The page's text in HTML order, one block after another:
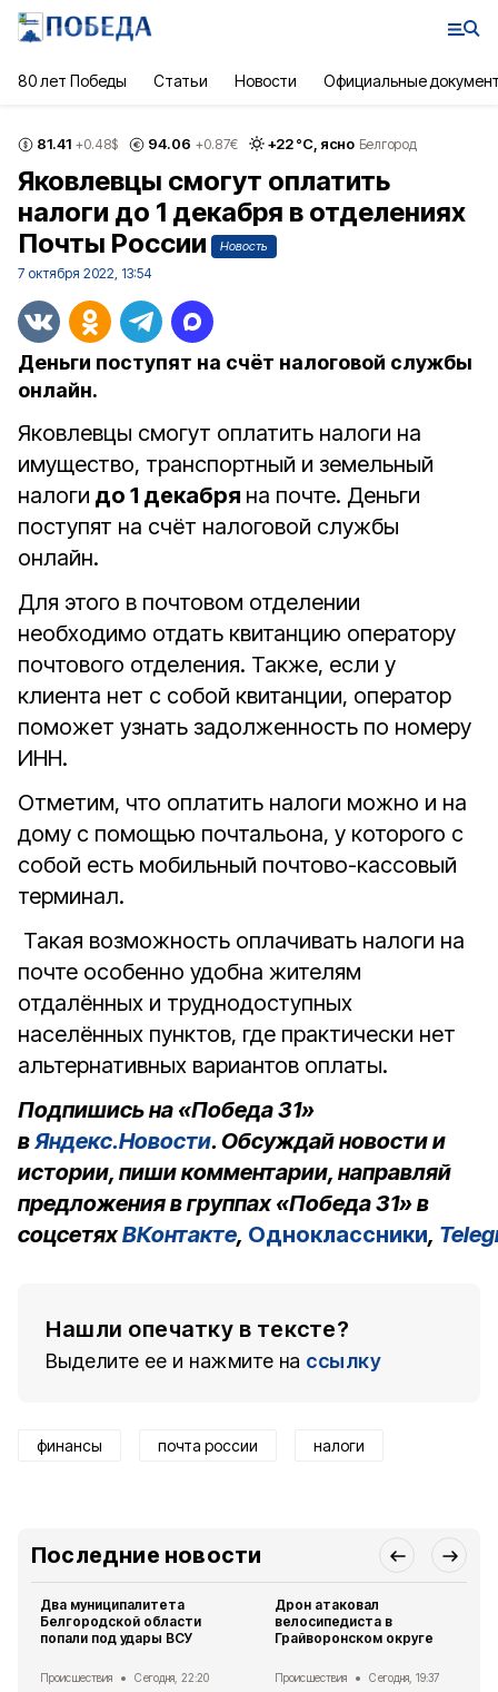
80 лет Победы Статьи Новости Официальные
81.41 +0.48$ 94.06 +0.87€ +22°С, ясно Белгород
Яковлевцы смогут оплатить
налоги до 1 декабря в отделениях
Почты России
Новость
7 октября 2022, 13:54
Деньги поступят на счёт налоговой службы
онлайн.
Яковлевцы смогут оплатить налоги на
имущество, транспортный и земельный
налоги до 1 декабря на почте. Деньги
поступят на счёт налоговой службы
онлайн.
Для этого в почтовом отделении
необходимо отдать квитанцию оператору
почтового отделения. Также, если у
клиента нет с собой квитанции, оператор
поможет узнать задолженность по номеру
ИНН.
Отметим, что оплатить налоги можно и на
дому с помощью почтальона, у которого с
собой есть мобильный почтово-кассовый
терминал.
Такая возможность оплачивать налоги на
почте особенно удобна жителям
отдалённых и труднодоступных
населённых пунктов, где практически нет
альтернативных вариантов оплаты.
Подпишись на «Победа 31»
вЯндекс.Новости. Обсуждай новости и
истории, пиши комментарии, направляй
предложения в группах «Победа 31» в
соцсетяхВКонтакте, Одноклассники,
Нашли опечатку в тексте?
Выделите ее и нажмите на ссылку
финансы почта россии налоги
Последние новости
Два муниципалитета
Белгородской области
попали под удары ВСУ
Происшествия Сегодня, 22:20
Дрон атаковал
велосипедиста в
Грайворонском округе
Происшествия Сегодня, 19:37